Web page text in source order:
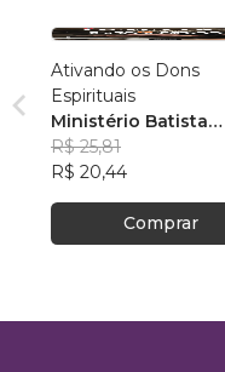
Ativando os Dons
Espirituais
Ministério Batista
Ebenézer
R$ 25,81
R$ 20,44
Comprar